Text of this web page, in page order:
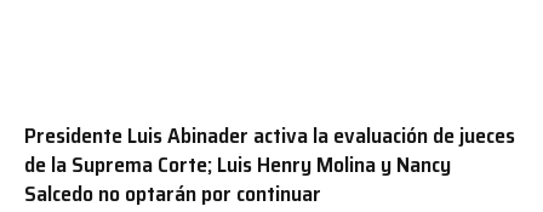
Presidente Luis Abinader activa la evaluación de jueces
de la Suprema Corte; Luis Henry Molina y Nancy
Salcedo no optarán por continuar